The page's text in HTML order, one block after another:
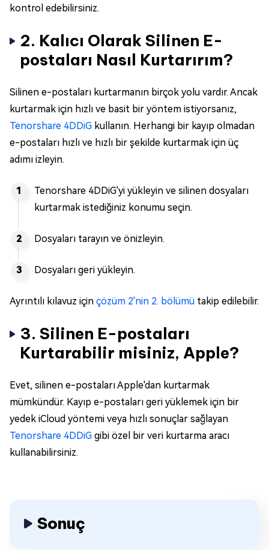
kontrol edebilirsiniz.
2. Kalıcı Olarak Silinen E-
postaları Nasıl Kurtarırım?
Silinen e-postaları kurtarmanın birçok yolu vardır. Ancak
kurtarmak için hızlı ve basit bir yöntem istiyorsanız,
Tenorshare 4DDiG kullanın. Herhangi bir kayıp olmadan
e-postaları hızlı ve hızlı bir şekilde kurtarmak için üç
adımı izleyin.
Tenorshare 4DDiG'yi yükleyin ve silinen dosyaları
kurtarmak istediğiniz konumu seçin.
Dosyaları tarayın ve önizleyin.
Dosyaları geri yükleyin.
Ayrıntılı kılavuz için çözüm 2'nin 2. bölümü takip edilebilir.
3. Silinen E-postaları
Kurtarabilir misiniz, Apple?
Evet, silinen e-postaları Apple'dan kurtarmak
mümkündür. Kayıp e-postaları geri yüklemek için bir
yedek iCloud yöntemi veya hızlı sonuçlar sağlayan
Tenorshare 4DDiG gibi özel bir veri kurtarma aracı
kullanabilirsiniz.
Sonuç